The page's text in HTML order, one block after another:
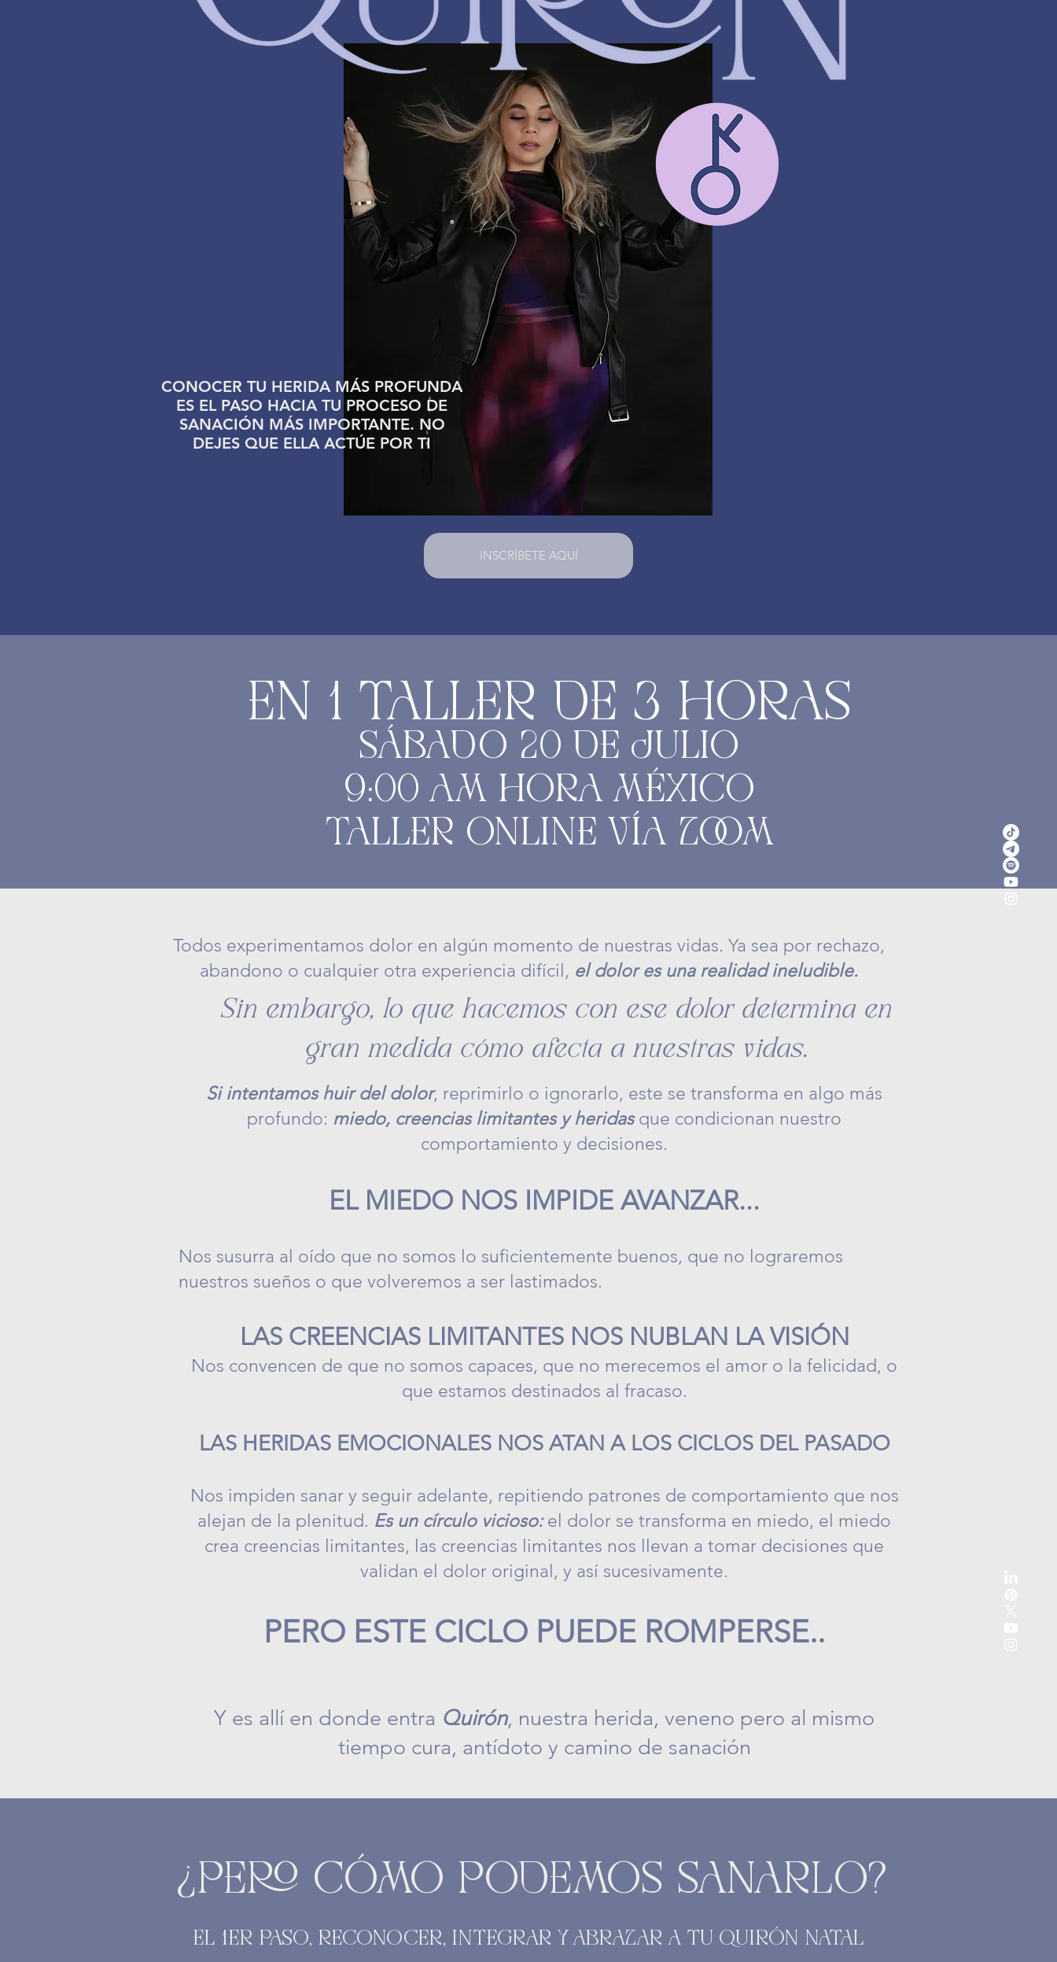
CONOCER TU HERIDA MÁS PROFUNDA
ES EL PASO HACIA TU PROCESO DE
SANACIÓN MÁS IMPORTANTE. NO
DEJES QUE ELLA ACTÚE POR TI
INSCRÍBETE AQUÍ
EN 1 TALLER DE 3 HORAS
SÁBADO 20 DE JULIO
9;00 AM HORA MÉXICO
TALLER ONLINE VÍA ZOOM
Todos experimentamos dolor en algún momento de nuestras vidas. Ya sea por rechazo,
abandono o cualquier otra experiencia difícil, el dolor es una realidad ineludible.
Sin embargo, lo que hacemos con ese dolor determina en
gran medida cómo afecta a nuestras vidas.
Si intentamos huir del dolor, reprimirlo o ignorarlo, este se transforma en algo más
profundo: miedo, creencias limitantes y heridasque condicionan nuestro
comportamiento y decisiones.
EL MIEDO NOS IMPIDE AVANZAR...
Nos susurra al oído que no somos lo suficientemente buenos, que no lograremos
nuestros sueños o que volveremos a ser lastimados.
LAS CREENCIAS LIMITANTES NOS NUBLAN LA VISIÓN
Nos convencen de que no somos capaces, que no merecemos el amor o la felicidad, o
que estamos destinados al fracaso.
LAS HERIDAS EMOCIONALES NOS ATAN A LOS CICLOS DEL PASADO
Nos impiden sanar y seguir adelante, repitiendo patrones de comportamiento que nos
alejan de la plenitud. Es un círculo vicioso:el dolor se transforma en miedo, el miedo
crea creencias limitantes, las creencias limitantes nos llevan a tomar decisiones que
validan el dolor original, y así sucesivamente.
PERO ESTE CICLO PUEDE ROMPERSE..
Y es allí en donde entra Quirón, nuestra herida, veneno pero al mismo
tiempo cura, antídoto y camino de sanación
¿PERO CÓMO PODEMOS SANARLO?
EL 1ER PASO, RECONOCER, INTEGRAR Y ABRAZAR A TU QUIRÓN NATAL